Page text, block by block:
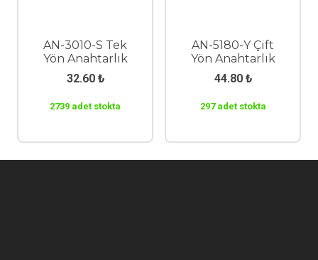
AN-3010-S Tek
Yön Anahtarlık
32.60 ₺
2739 adet stokta
AN-5180-Y Çift
Yön Anahtarlık
44.80 ₺
297 adet stokta